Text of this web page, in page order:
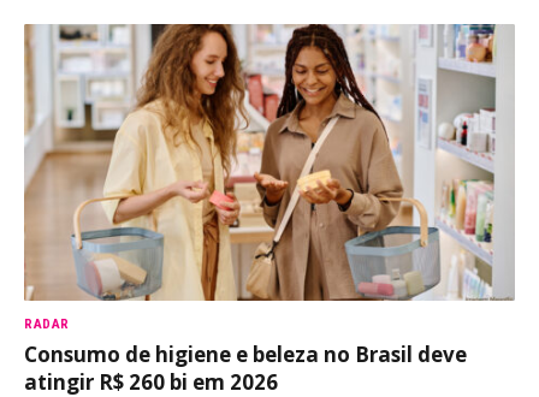
RADAR
Consumo de higiene e beleza no Brasil deve
atingir R$ 260 bi em 2026